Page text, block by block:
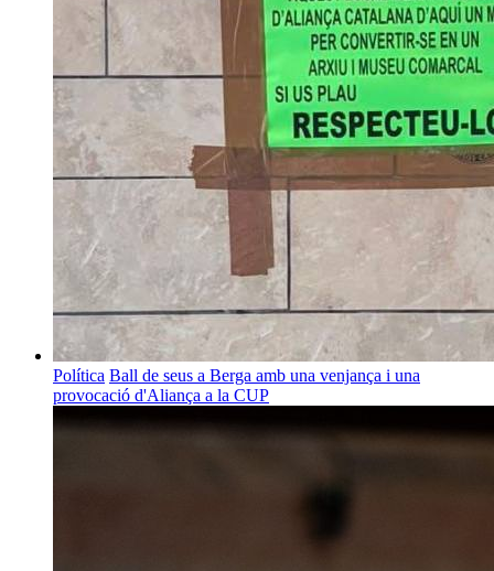
Política Ball de seus a Berga amb una venjança i una
provocació d'Aliança a la CUP